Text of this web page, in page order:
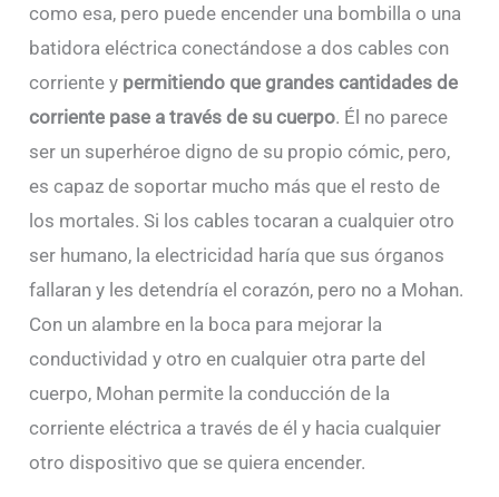
como esa, pero puede encender una bombilla o una
batidora eléctrica conectándose a dos cables con
corriente y permitiendo que grandes cantidades de
corriente pase a través de su cuerpo. Él no parece
ser un superhéroe digno de su propio cómic, pero,
es capaz de soportar mucho más que el resto de
los mortales. Si los cables tocaran a cualquier otro
ser humano, la electricidad haría que sus órganos
fallaran y les detendría el corazón, pero no a Mohan.
Con un alambre en la boca para mejorar la
conductividad y otro en cualquier otra parte del
cuerpo, Mohan permite la conducción de la
corriente eléctrica a través de él y hacia cualquier
otro dispositivo que se quiera encender.